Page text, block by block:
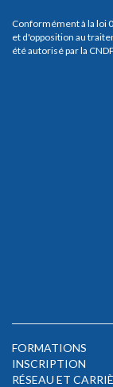
Conformément à la loi
et d'opposition au
été autorisé par la
FORMATIONS
INSCRIPTION
RÉSEAU ET